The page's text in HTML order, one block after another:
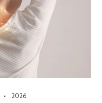
2026